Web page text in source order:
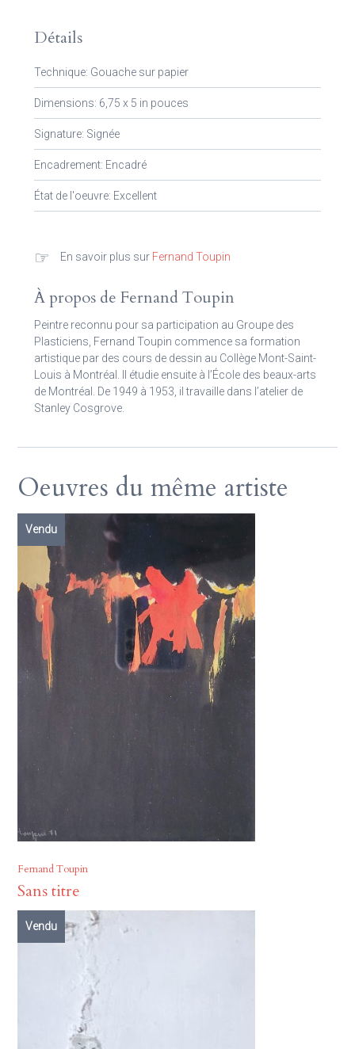
Détails
Technique: Gouache sur papier
Dimensions: 6,75 x 5 in pouces
Signature: Signée
Encadrement: Encadré
État de l'oeuvre: Excellent
☞ En savoir plus sur Fernand Toupin
À propos de Fernand Toupin
Peintre reconnu pour sa participation au Groupe des
Plasticiens, Fernand Toupin commence sa formation
artistique par des cours de dessin au Collège Mont-Saint-
Louis à Montréal. Il étudie ensuite à l’École des beaux-arts
de Montréal. De 1949 à 1953, il travaille dans l’atelier de
Stanley Cosgrove.
Oeuvres du même artiste
Vendu
Fernand Toupin
Sans titre
Vendu